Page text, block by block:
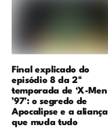
Final explicado do
episódio 8 da 2ª
temporada de ‘X-Men
’97’: o segredo de
Apocalipse e a aliança
que muda tudo